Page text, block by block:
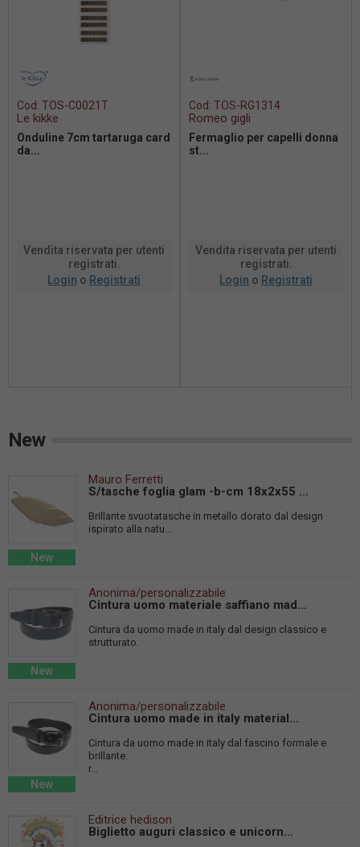
Cod: TOS-C0021T
Le kikke
Onduline 7cm tartaruga card
da...
Vendita riservata per utenti
registrati.
Login o Registrati
Cod: TOS-RG1314
Romeo gigli
Fermaglio per capelli donna
st...
Vendita riservata per utenti
registrati.
Login o Registrati
New
New
Mauro Ferretti
S/tasche foglia glam -b-cm 18x2x55 ...
Brillante svuotatasche in metallo dorato dal design
ispirato alla natu...
New
Anonima/personalizzabile
Cintura uomo materiale saffiano mad...
Cintura da uomo made in italy dal design classico e
strutturato.
New
Anonima/personalizzabile
Cintura uomo made in italy material...
Cintura da uomo made in italy dal fascino formale e
brillante.
r...
Editrice hedison
Biglietto auguri classico e unicorn...